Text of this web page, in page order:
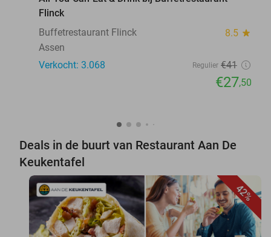
Flinck
Buffetrestaurant Flinck
8.5 star
Assen
Verkocht: 3.068
Regulier €41
€27,50
Deals in de buurt van Restaurant Aan De
Keukentafel
42%